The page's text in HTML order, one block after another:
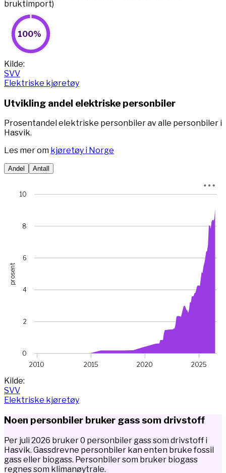
bruktimport)
100%
Pie chart with 2 slices.
View as data table, 100%
100%
End of interactive chart.
Kilde:
SVV
Elektriske kjøretøy
Utvikling andel elektriske personbiler
Prosentandel elektriske personbiler av alle personbiler i
Hasvik.
Les mer om kjøretøy i Norge
Andel Antall
The chart has 1 X axis displaying Time. Data ranges from
The chart has 1 Y axis displaying prosent. Data ranges
prosent
2010 2015 2020 2025
0
2
4
6
8
10
End of interactive chart.
Kilde:
SVV
Elektriske kjøretøy
Noen personbiler bruker gass som drivstoff
Per juli 2026 bruker 0 personbiler gass som drivstoff i
Hasvik. Gassdrevne personbiler kan enten bruke fossil
gass eller biogass. Personbiler som bruker biogass
regnes som klimanøytrale.